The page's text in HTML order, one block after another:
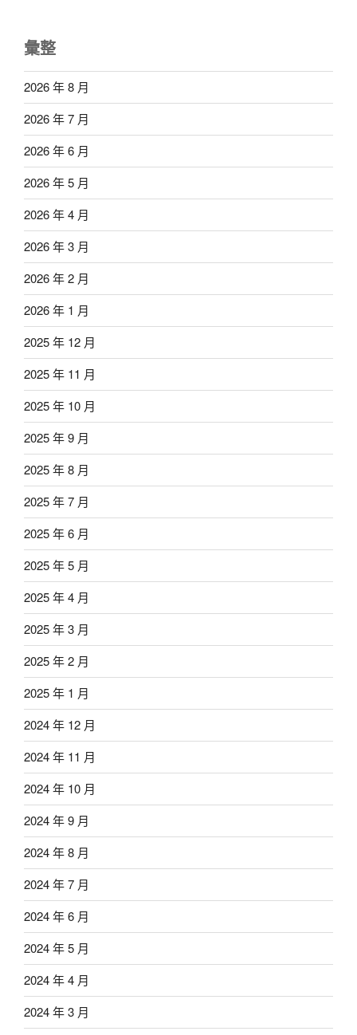
彙整
2026 年 8 月
2026 年 7 月
2026 年 6 月
2026 年 5 月
2026 年 4 月
2026 年 3 月
2026 年 2 月
2026 年 1 月
2025 年 12 月
2025 年 11 月
2025 年 10 月
2025 年 9 月
2025 年 8 月
2025 年 7 月
2025 年 6 月
2025 年 5 月
2025 年 4 月
2025 年 3 月
2025 年 2 月
2025 年 1 月
2024 年 12 月
2024 年 11 月
2024 年 10 月
2024 年 9 月
2024 年 8 月
2024 年 7 月
2024 年 6 月
2024 年 5 月
2024 年 4 月
2024 年 3 月